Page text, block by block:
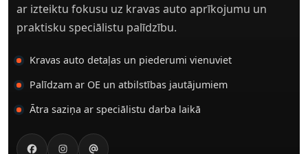
ar izteiktu fokusu uz kravas auto aprīkojumu un
praktisku speciālistu palīdzību.
Kravas auto detaļas un piederumi vienuviet
Palīdzam ar OE un atbilstības jautājumiem
Ātra saziņa ar speciālistu darba laikā